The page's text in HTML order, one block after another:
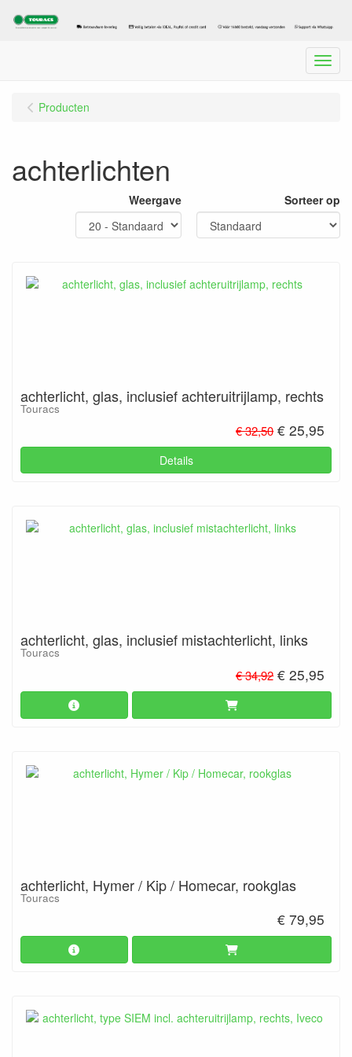
Menu
Producten
achterlichten
Weergave Sorteer op
achterlicht, glas, inclusief achteruitrijlamp, rechts
Touracs
€ 32,50 € 25,95
Details
achterlicht, glas, inclusief mistachterlicht, links
Touracs
€ 34,92 € 25,95
achterlicht, Hymer / Kip / Homecar, rookglas
Touracs
€ 79,95